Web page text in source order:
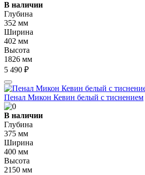
В наличии
Глубина
352 мм
Ширина
402 мм
Высота
1826 мм
5 490 ₽
Пенал Микон Кевин белый с тиснением
В наличии
Глубина
375 мм
Ширина
400 мм
Высота
2150 мм